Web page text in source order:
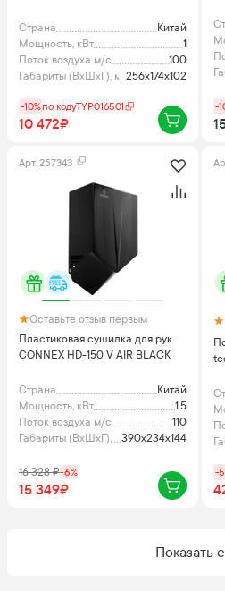
Страна
Китай
Мощность, кВт
1
Поток воздуха м/с
100
Габариты (ВхШхГ), мм256х174х102
-10%по кодуTYP016501
10 472₽
-
Арт. 257343
Оставьте отзыв первым
Пластиковая сушилка для рук
CONNEX HD-150 V AIR BLACK
Страна
Китай
Мощность, кВт
1.5
Поток воздуха м/с
110
Габариты (ВхШхГ), мм390x234x144
16 328₽-6%
15 349₽
-
Показать